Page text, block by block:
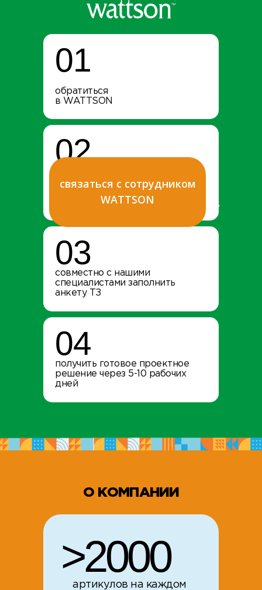
01
02
03
04
обратиться
в WATTSON
прислать архитектурные
чертежи дома
совместно с нашими
специалистами заполнить
анкету ТЗ
получить готовое проектное
решение через 5-10 рабочих
дней
связаться с сотрудником
WATTSON
>2000
О КОМПАНИИ
артикулов на каждом